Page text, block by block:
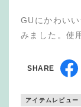
GUにかわい
みました。使
SHARE
アイテムレビュー